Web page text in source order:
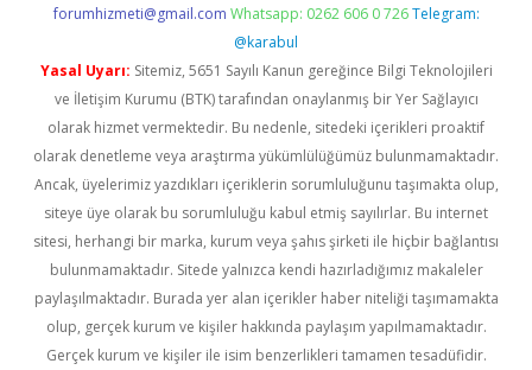
forumhizmeti@gmail.com Whatsapp: 0262 606 0 726 Telegram:
@karabul
Yasal Uyarı: Sitemiz, 5651 Sayılı Kanun gereğince Bilgi Teknolojileri
ve İletişim Kurumu (BTK) tarafından onaylanmış bir Yer Sağlayıcı
olarak hizmet vermektedir. Bu nedenle, sitedeki içerikleri proaktif
olarak denetleme veya araştırma yükümlülüğümüz bulunmamaktadır.
Ancak, üyelerimiz yazdıkları içeriklerin sorumluluğunu taşımakta olup,
siteye üye olarak bu sorumluluğu kabul etmiş sayılırlar. Bu internet
sitesi, herhangi bir marka, kurum veya şahıs şirketi ile hiçbir bağlantısı
bulunmamaktadır. Sitede yalnızca kendi hazırladığımız makaleler
paylaşılmaktadır. Burada yer alan içerikler haber niteliği taşımamakta
olup, gerçek kurum ve kişiler hakkında paylaşım yapılmamaktadır.
Gerçek kurum ve kişiler ile isim benzerlikleri tamamen tesadüfidir.